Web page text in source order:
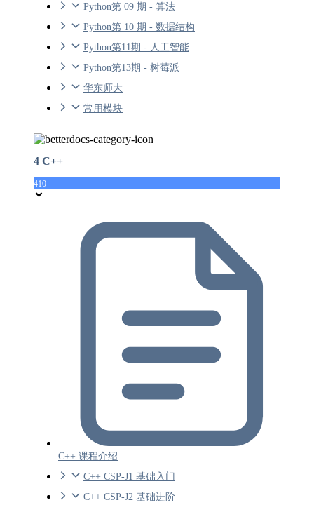
Python第 09 期 - 算法
Python第 10 期 - 数据结构
Python第11期 - 人工智能
Python第13期 - 树莓派
华东师大
常用模块
4 C++
410
C++ 课程介绍
C++ CSP-J1 基础入门
C++ CSP-J2 基础进阶